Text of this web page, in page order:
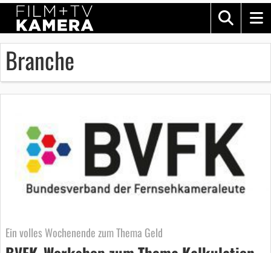
Branche
Ein volles Wochenende zum Thema Geld